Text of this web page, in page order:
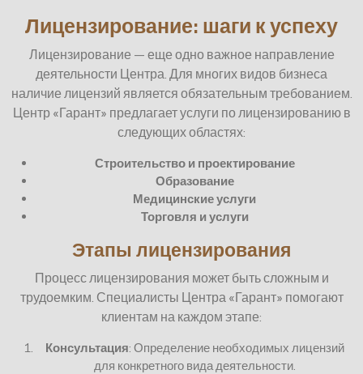
Лицензирование: шаги к успеху
Лицензирование — еще одно важное направление
деятельности Центра. Для многих видов бизнеса
наличие лицензий является обязательным требованием.
Центр «Гарант» предлагает услуги по лицензированию в
следующих областях:
Строительство и проектирование
Образование
Медицинские услуги
Торговля и услуги
Этапы лицензирования
Процесс лицензирования может быть сложным и
трудоемким. Специалисты Центра «Гарант» помогают
клиентам на каждом этапе:
Консультация: Определение необходимых лицензий
для конкретного вида деятельности.